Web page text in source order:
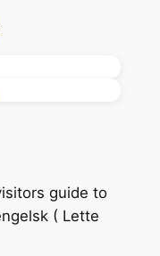
guide to
( Lette